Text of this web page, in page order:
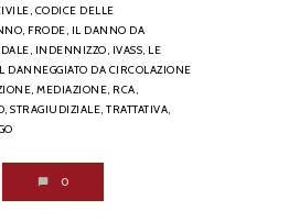
CODICE DELLE
FRODE, IL DANNO DA
INDENNIZZO, IVASS, LE
DANNEGGIATO DA CIRCOLAZIONE
MEDIAZIONE, RCA,
STRAGIUDIZIALE, TRATTATIVA,
0